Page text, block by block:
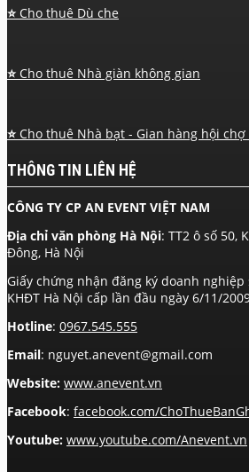
⭐ Cho thuê Dù che
⭐ Cho thuê Nhà giàn không gian
⭐ Cho thuê Nhà bạt - Gian hàng hội chợ
THÔNG TIN LIÊN HỆ
CÔNG TY CP AN EVENT VIỆT NAM
Địa chỉ văn phòng Hà Nội: TT2 ô số 50,
Đông, Hà Nội
Giấy chứng nhận đăng ký doanh nghiệp
KHĐT Hà Nội cấp lần đầu ngày 6/11/
Hotline: 0967.545.555
Email: nguyet.anevent@gmail.com
Website: www.anevent.vn
Facebook: facebook.com/
Youtube: www.youtube.com/Anevent.vn